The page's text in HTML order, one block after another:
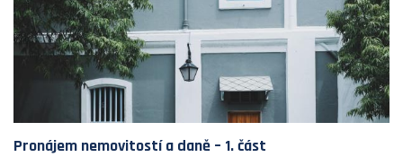
Pronájem nemovitostí a daně – 1. část